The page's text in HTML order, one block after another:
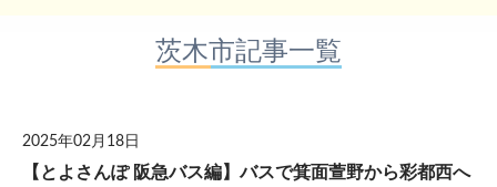
WORK」のご
掲載につきま
茨木市記事一覧
2025年02月18日
【とよさんぽ 阪急バス編】バスで箕面萱野から彩都西へ